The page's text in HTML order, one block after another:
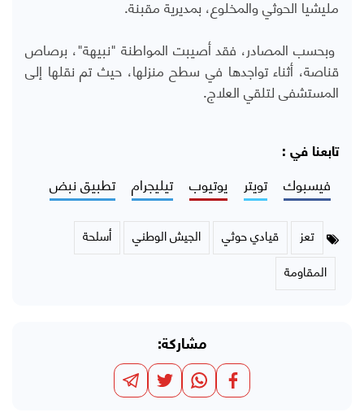
مليشيا الحوثي والمخلوع، بمديرية مقبنة.
وبحسب المصادر، فقد أصيبت المواطنة "نبيهة"، برصاص
قناصة، أثناء تواجدها في سطح منزلها، حيث تم نقلها إلى
المستشفى لتلقي العلاج.
تابعنا في :
فيسبوك تويتر يوتيوب تيليجرام تطبيق نبض
تعز قيادي حوثي الجيش الوطني
أسلحة
المقاومة
مشاركة: